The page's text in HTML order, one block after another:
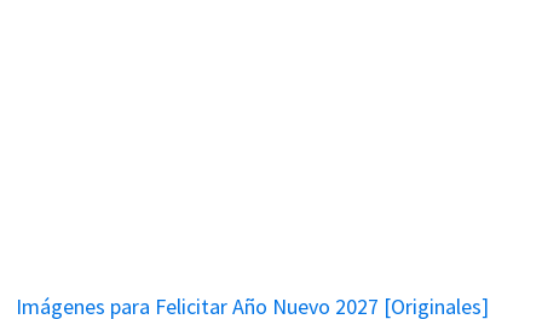
Imágenes para Felicitar Año Nuevo 2027 [Originales]